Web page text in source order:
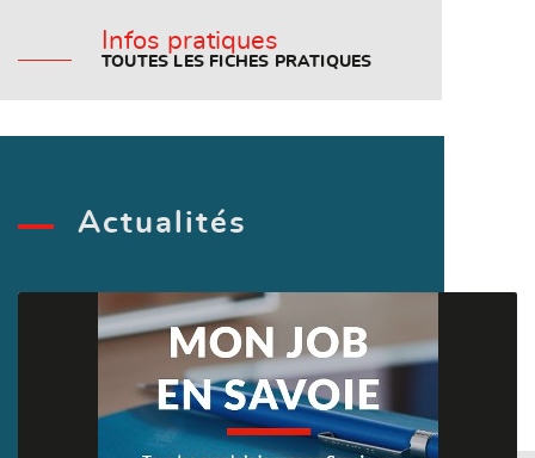
Infos pratiques
TOUTES LES FICHES PRATIQUES
Actualités